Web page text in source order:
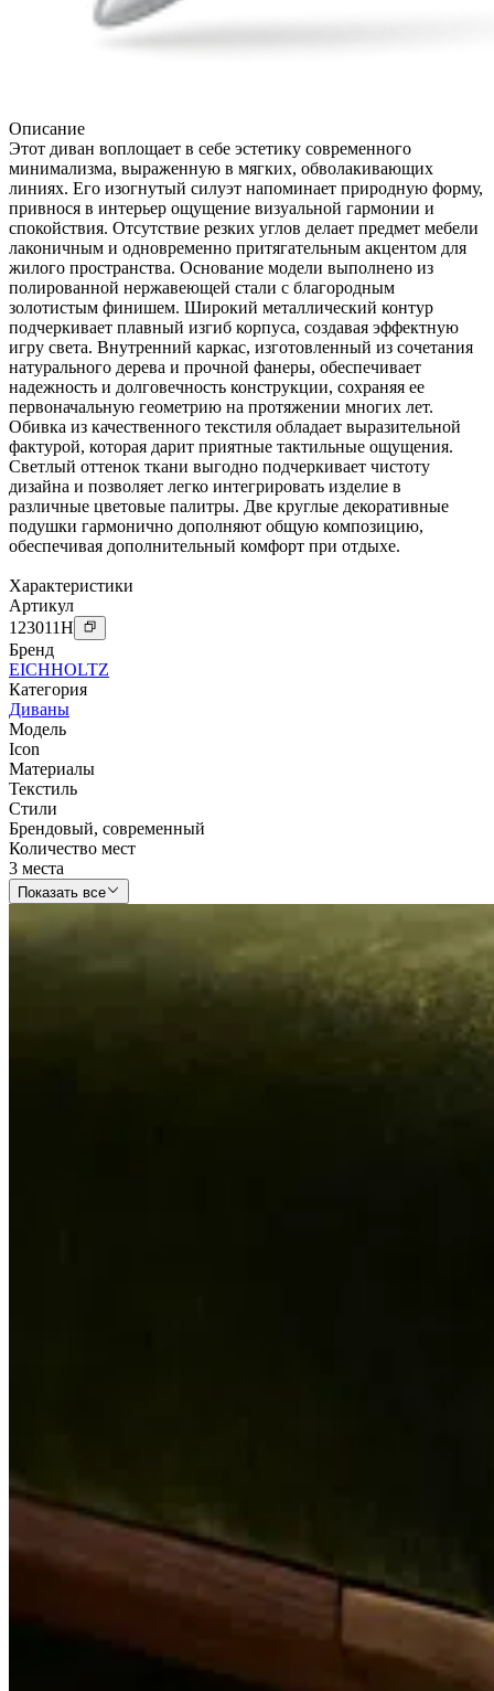
Описание
Этот диван воплощает в себе эстетику современного
минимализма, выраженную в мягких, обволакивающих
линиях. Его изогнутый силуэт напоминает природную форму,
привнося в интерьер ощущение визуальной гармонии и
спокойствия. Отсутствие резких углов делает предмет мебели
лаконичным и одновременно притягательным акцентом для
жилого пространства. Основание модели выполнено из
полированной нержавеющей стали с благородным
золотистым финишем. Широкий металлический контур
подчеркивает плавный изгиб корпуса, создавая эффектную
игру света. Внутренний каркас, изготовленный из сочетания
натурального дерева и прочной фанеры, обеспечивает
надежность и долговечность конструкции, сохраняя ее
первоначальную геометрию на протяжении многих лет.
Обивка из качественного текстиля обладает выразительной
фактурой, которая дарит приятные тактильные ощущения.
Светлый оттенок ткани выгодно подчеркивает чистоту
дизайна и позволяет легко интегрировать изделие в
различные цветовые палитры. Две круглые декоративные
подушки гармонично дополняют общую композицию,
обеспечивая дополнительный комфорт при отдыхе.
Характеристики
Артикул
123011H
Бренд
EICHHOLTZ
Категория
Диваны
Модель
Icon
Материалы
Текстиль
Стили
Брендовый, современный
Количество мест
3 места
Показать все